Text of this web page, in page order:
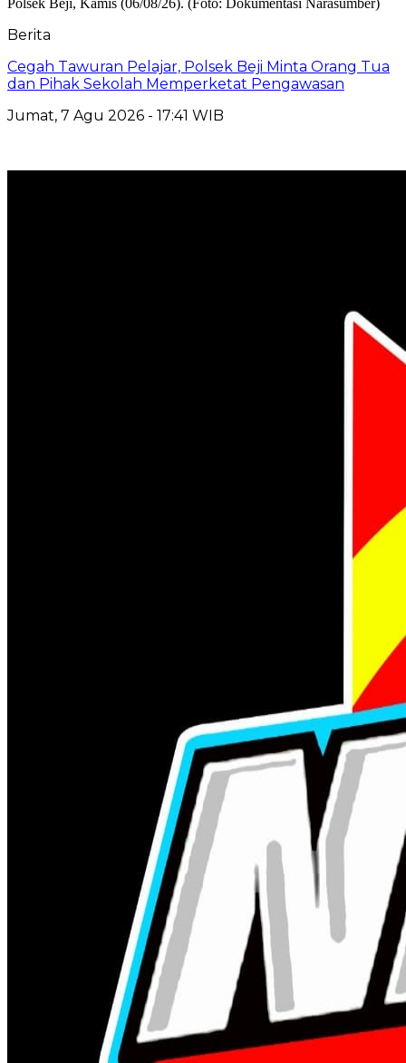
Berita
Cegah Tawuran Pelajar, Polsek Beji Minta Orang Tua
dan Pihak Sekolah Memperketat Pengawasan
Jumat, 7 Agu 2026 - 17:41 WIB